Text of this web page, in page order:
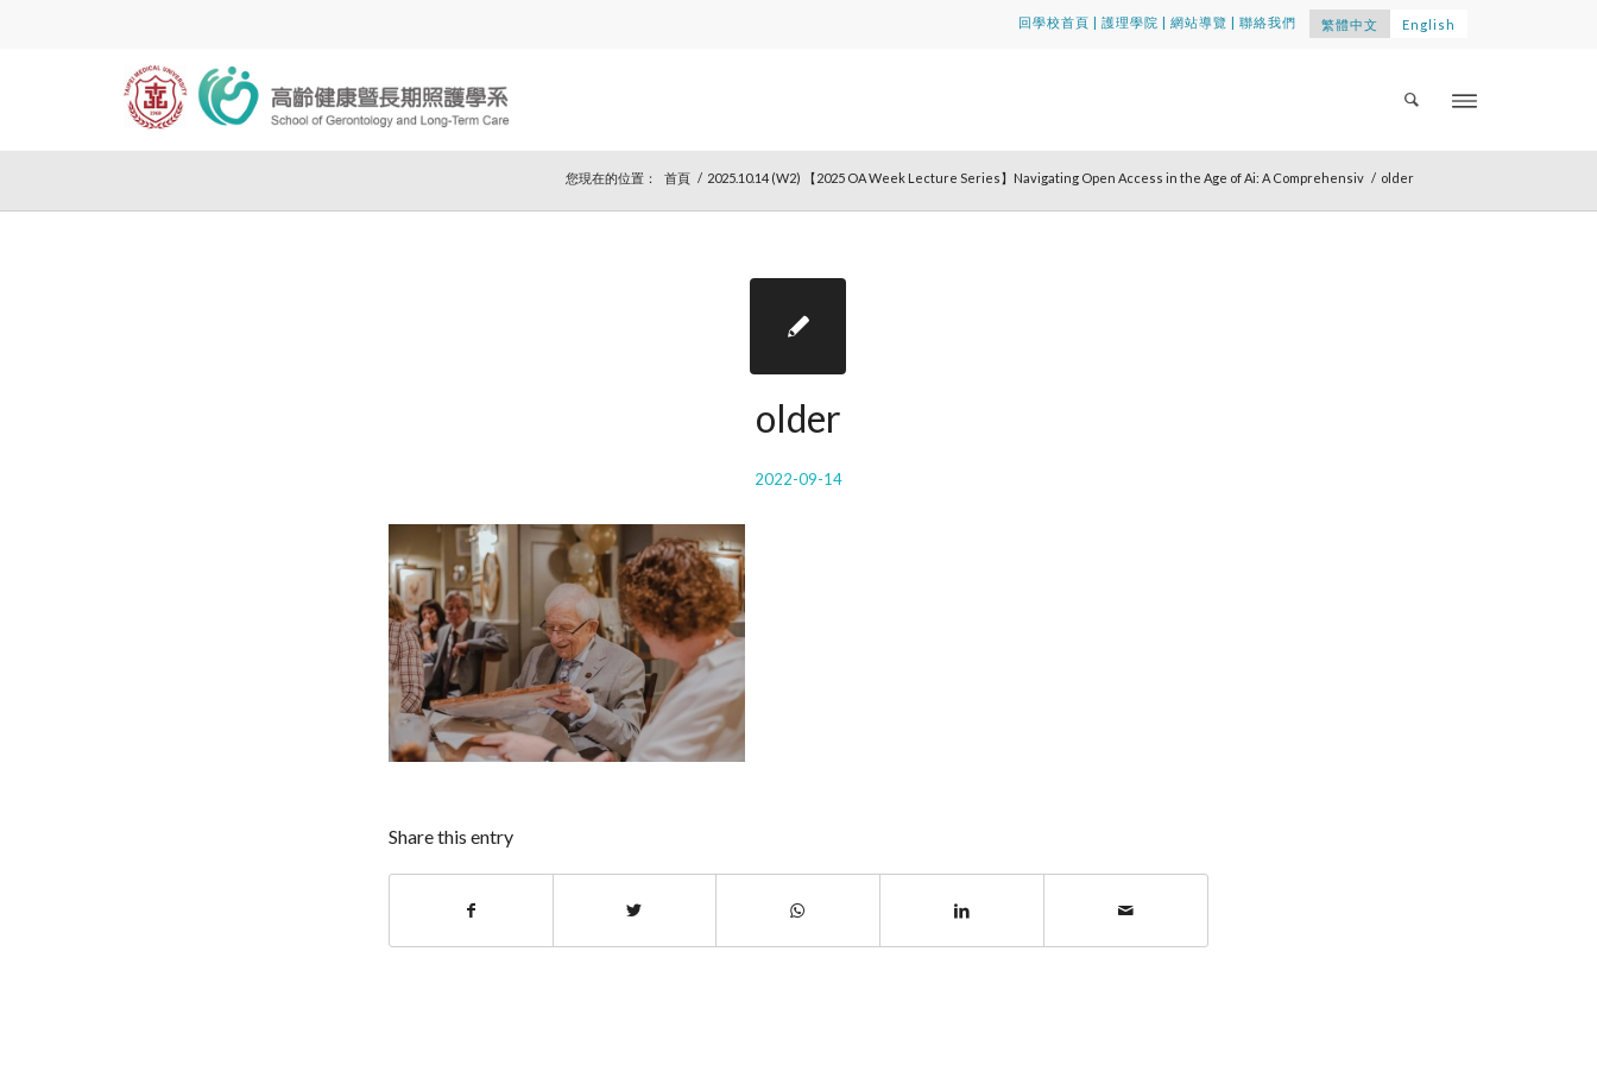
回學校首頁 |護理學院 |網站導覽 |聯絡我們 繁體中文 English
您現在的位置： 首頁 / 2025.10.14 (W2) 【2025 OA Week Lecture Series】Navigating Open Access in the Age of Ai: A Comprehensiv / older
older
2022-09-14
Share this entry